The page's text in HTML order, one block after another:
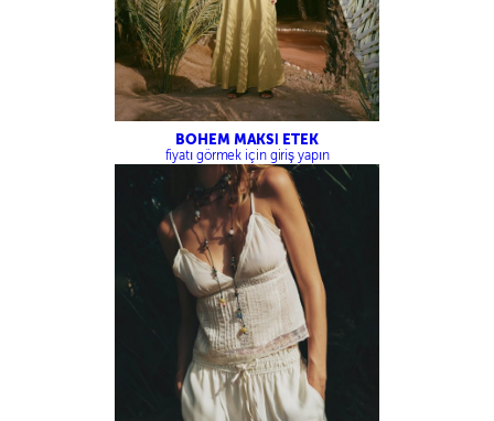
BOHEM MAKSİ ETEK
fiyatı görmek için giriş yapın